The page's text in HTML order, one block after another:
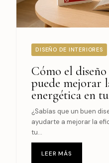
DISEÑO DE INTERIORES
Cómo el
puede mejorar
energética en
¿Sabías que un buen
ayudarte a mejorar la
tu...
LEER MÁS